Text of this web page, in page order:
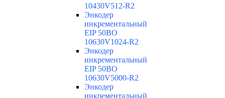
10430V512-R2
Энкодер
инкрементальный
EIP 50BO
10630V1024-R2
Энкодер
инкрементальный
EIP 50BO
10630V5000-R2
Энкодер
инкрементальный